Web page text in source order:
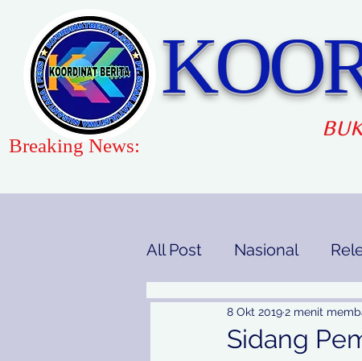
Breaking News:
All Post Nasional
Gaya Hidup
Sidang
8 Okt 20192 menit